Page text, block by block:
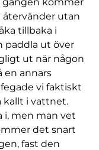
utan
tillbaka i
paddla ut över
ut när någon
en annars
vi faktiskt
kallt i vattnet.
i, men man vet
det snart
fast den